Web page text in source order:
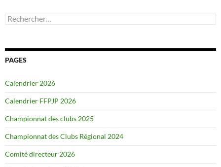
Rechercher :
PAGES
Calendrier 2026
Calendrier FFPJP 2026
Championnat des clubs 2025
Championnat des Clubs Régional 2024
Comité directeur 2026